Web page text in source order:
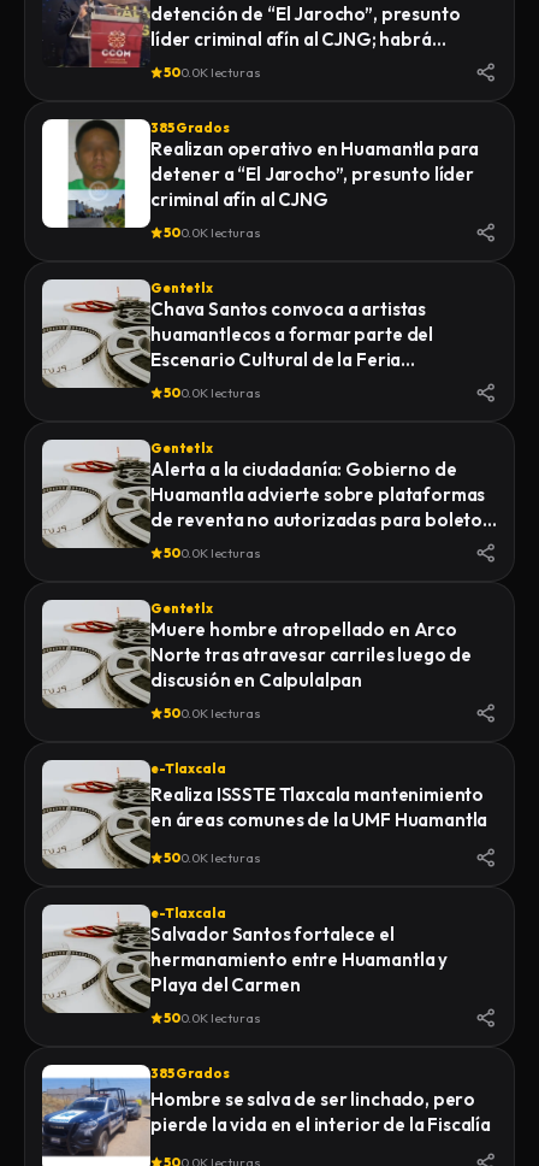
LA FISCALÍA GENERAL DE JUSTICIA DEL
ESTADO (FGJE) INICIÓ UNA CARPETA DE
INVESTIGACIÓN POR EL DELITO DE
HOMICIDIO CALIFICADO EN CONTRA DE
QUIEN O QUIENES RESULTEN
RESPONSABLES
detención de “El Jarocho”, presunto
líder criminal afín al CJNG; habrá
vigilancia 48 horas en Huamantla
500.0K lecturas
385 Grados
Realizan operativo en Huamantla para
detener a “El Jarocho”, presunto líder
criminal afín al CJNG
500.0K lecturas
Gentetlx
Chava Santos convoca a artistas
huamantlecos a formar parte del
Escenario Cultural de la Feria
Internacional del Arte Efímero y la Dalia
500.0K lecturas
Gentetlx
Alerta a la ciudadanía: Gobierno de
Huamantla advierte sobre plataformas
de reventa no autorizadas para boletos
de la Feria 2026
500.0K lecturas
Gentetlx
Muere hombre atropellado en Arco
Norte tras atravesar carriles luego de
discusión en Calpulalpan
500.0K lecturas
e-Tlaxcala
Realiza ISSSTE Tlaxcala mantenimiento
en áreas comunes de la UMF Huamantla
500.0K lecturas
e-Tlaxcala
Salvador Santos fortalece el
hermanamiento entre Huamantla y
Playa del Carmen
500.0K lecturas
385 Grados
Hombre se salva de ser linchado, pero
pierde la vida en el interior de la Fiscalía
500.0K lecturas